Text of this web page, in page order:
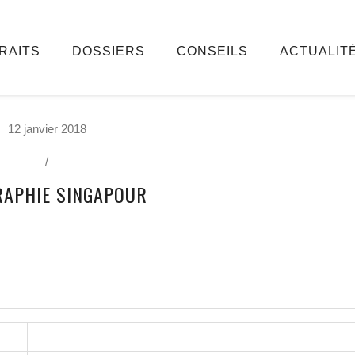
DOSSIERS CONSEILS
12 janvier 2018
/
SINGAPOUR